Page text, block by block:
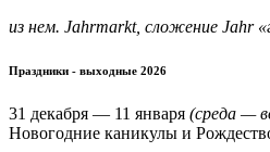
из нем. Jahrmarkt, сложение Jahr
Праздники - выходные 2026
31 декабря — 11 января (среда —
Новогодние каникулы и